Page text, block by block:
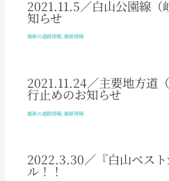
2021.11.5／白山公園線（
知らせ
最新の道路情報, 最新情報
2021.11.24／主要地方道
行止めのお知らせ
最新の道路情報, 最新情報
2022.3.30／『白山ベス
ル！！